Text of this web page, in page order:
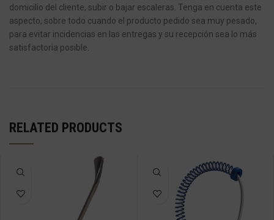
domicilio del cliente, subir o bajar escaleras. Tenga en cuenta este
aspecto, sobre todo cuando el producto pedido sea muy pesado,
para evitar incidencias en las entregas y su recepción sea lo más
satisfactoria posible.
RELATED PRODUCTS